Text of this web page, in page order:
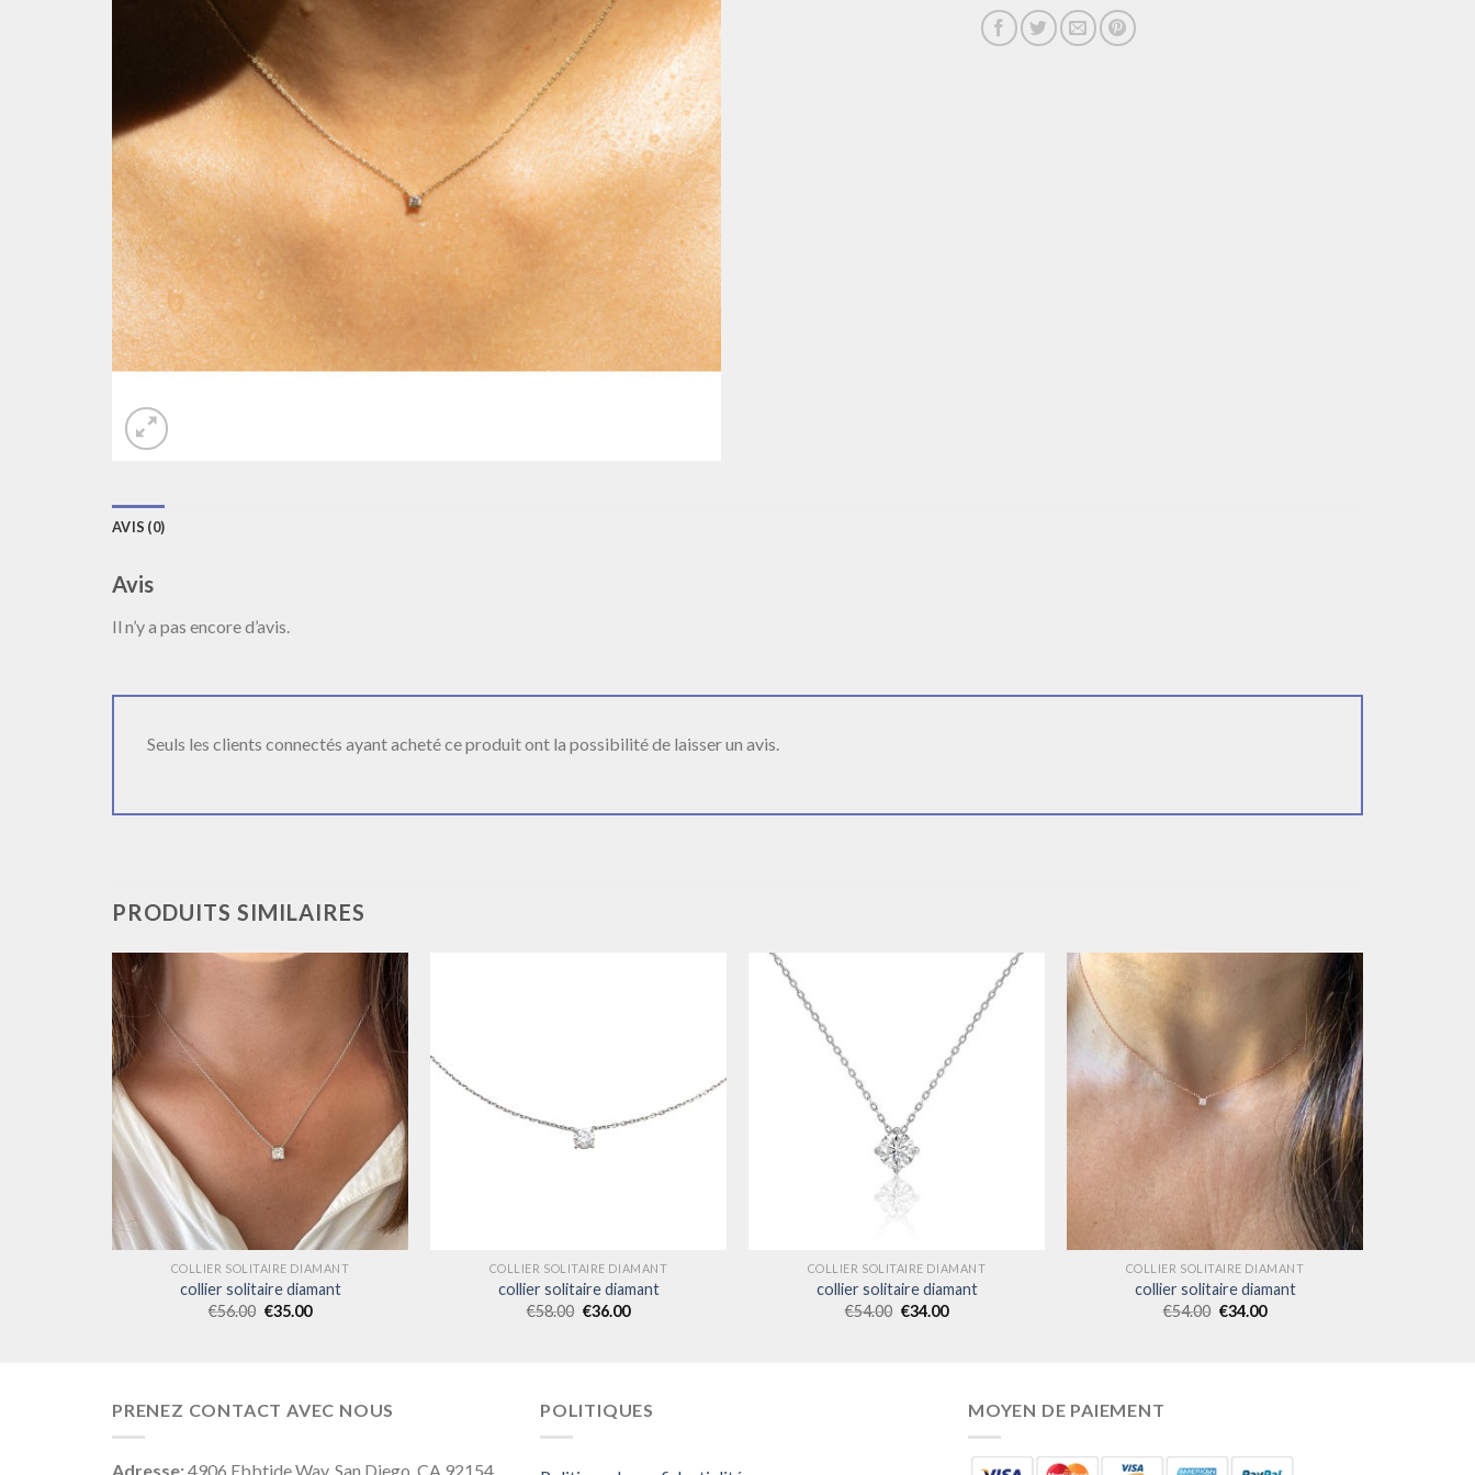
AVIS (0)
Avis
Il n’y a pas encore d’avis.
Seuls les clients connectés ayant acheté ce produit ont la possibilité de laisser un avis.
PRODUITS SIMILAIRES
COLLIER SOLITAIRE DIAMANT
collier solitaire diamant
€56.00 €35.00
COLLIER SOLITAIRE DIAMANT
collier solitaire diamant
€58.00 €36.00
COLLIER SOLITAIRE DIAMANT
collier solitaire diamant
€54.00 €34.00
COLLIER SOLITAIRE DIAMANT
collier solitaire diamant
€54.00 €34.00
PRENEZ CONTACT AVEC NOUS
Adresse:4906 Ebbtide Way, San Diego, CA 92154
POLITIQUES MOYEN DE PAIEMENT